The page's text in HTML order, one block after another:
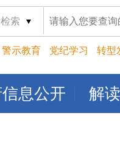
索
警示教育 党纪学习 转型
息公开 解